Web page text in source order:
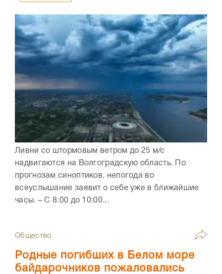
Ливни со штормовым ветром до 25 м/с
надвигаются на Волгоградскую область. По
прогнозам синоптиков, непогода во
всеуслышание заявит о себе уже в ближайшие
часы. – С 8:00 до 10:00...
Общество
Родные погибших в Белом море
байдарочников пожаловались